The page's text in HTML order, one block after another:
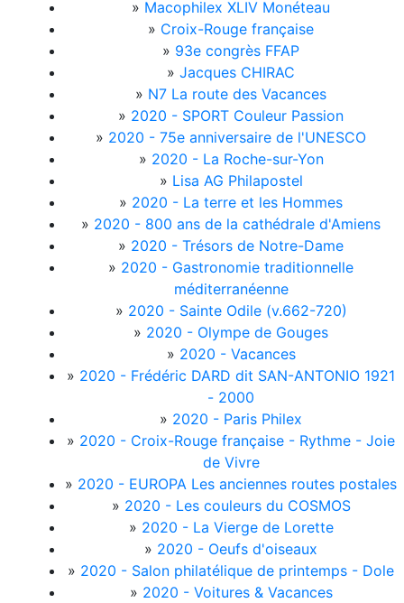
» Macophilex XLIV Monéteau
» Croix-Rouge française
» 93e congrès FFAP
» Jacques CHIRAC
» N7 La route des Vacances
» 2020 - SPORT Couleur Passion
» 2020 - 75e anniversaire de l'UNESCO
» 2020 - La Roche-sur-Yon
» Lisa AG Philapostel
» 2020 - La terre et les Hommes
» 2020 - 800 ans de la cathédrale d'Amiens
» 2020 - Trésors de Notre-Dame
» 2020 - Gastronomie traditionnelle
méditerranéenne
» 2020 - Sainte Odile (v.662-720)
» 2020 - Olympe de Gouges
» 2020 - Vacances
» 2020 - Frédéric DARD dit SAN-ANTONIO 1921
- 2000
» 2020 - Paris Philex
» 2020 - Croix-Rouge française - Rythme - Joie
de Vivre
» 2020 - EUROPA Les anciennes routes postales
» 2020 - Les couleurs du COSMOS
» 2020 - La Vierge de Lorette
» 2020 - Oeufs d'oiseaux
» 2020 - Salon philatélique de printemps - Dole
» 2020 - Voitures & Vacances